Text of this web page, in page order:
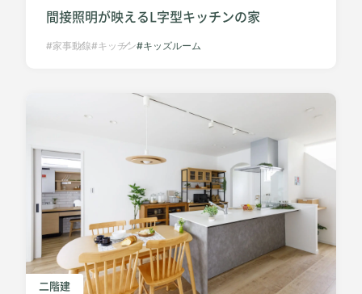
間接照明が映えるL字型キッチンの家
家事動線 キッチン キッズルーム
二階建